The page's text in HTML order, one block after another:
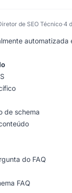
de SEO Técnico·4
automatizada
de schema
do FAQ
FAQ